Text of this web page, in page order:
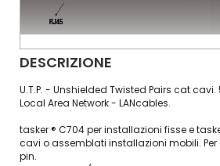
DESCRIZIONE
U.T.P. - Unshielded Twisted Pairs cat cavi.
Local Area Network - LANcables.
tasker ® C704 per installazioni fisse e
cavi o assemblati installazioni mobili.
pin.